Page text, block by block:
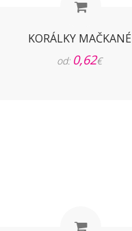
KORÁLKY MAČKANÉ
od: 0,62€